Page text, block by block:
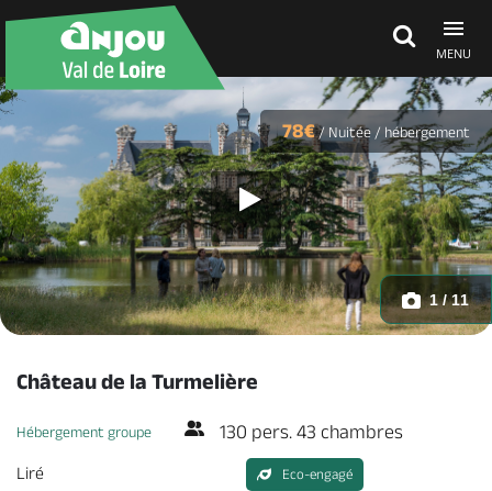
MENU
Découvrir
À voir, à faire
Agenda
Séjours, cadeaux
1 / 11
78€/ Nuitée / hébergement
Château de la Turmelière
Hébergement groupe 130 pers. 43 chambres
Liré Eco-engagé